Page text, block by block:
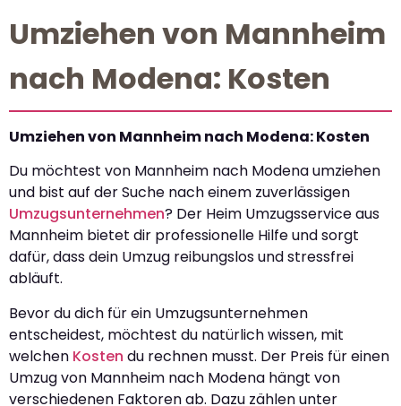
Umziehen von Mannheim
nach Modena: Kosten
Umziehen von Mannheim nach Modena: Kosten
Du möchtest von Mannheim nach Modena umziehen
und bist auf der Suche nach einem zuverlässigen
Umzugsunternehmen? Der Heim Umzugsservice aus
Mannheim bietet dir professionelle Hilfe und sorgt
dafür, dass dein Umzug reibungslos und stressfrei
abläuft.
Bevor du dich für ein Umzugsunternehmen
entscheidest, möchtest du natürlich wissen, mit
welchen Kosten du rechnen musst. Der Preis für einen
Umzug von Mannheim nach Modena hängt von
verschiedenen Faktoren ab. Dazu zählen unter